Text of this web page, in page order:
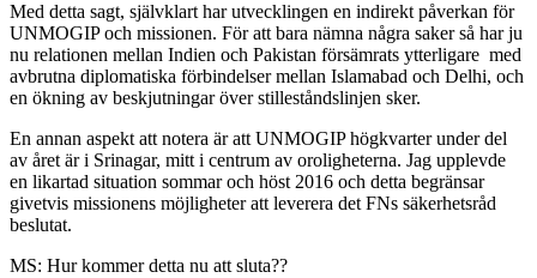
Med detta sagt, självklart har utvecklingen en indirekt påverkan för
UNMOGIP och missionen. För att bara nämna några saker så har ju
nu relationen mellan Indien och Pakistan försämrats ytterligare med
avbrutna diplomatiska förbindelser mellan Islamabad och Delhi, och
en ökning av beskjutningar över stilleståndslinjen sker.
En annan aspekt att notera är att UNMOGIP högkvarter under del
av året är i Srinagar, mitt i centrum av oroligheterna. Jag upplevde
en likartad situation sommar och höst 2016 och detta begränsar
givetvis missionens möjligheter att leverera det FNs säkerhetsråd
beslutat.
MS: Hur kommer detta nu att sluta??